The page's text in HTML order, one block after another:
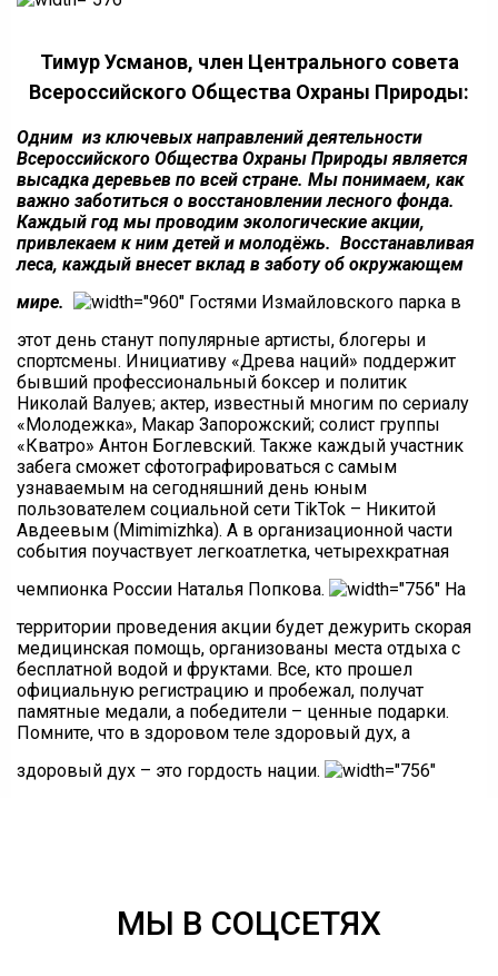
Тимур Усманов, член Центрального совета
Всероссийского Общества Охраны Природы:
Одним из ключевых направлений деятельности
Всероссийского Общества Охраны Природы является
высадка деревьев по всей стране. Мы понимаем, как
важно заботиться о восстановлении лесного фонда.
Каждый год мы проводим экологические акции,
привлекаем к ним детей и молодёжь. Восстанавливая
леса, каждый внесет вклад в заботу об окружающем
мире.
Гостями Измайловского парка в
этот день станут популярные артисты, блогеры и
спортсмены. Инициативу «Древа наций» поддержит
бывший профессиональный боксер и политик
Николай Валуев; актер, известный многим по сериалу
«Молодежка», Макар Запорожский; солист группы
«Кватро» Антон Боглевский. Также каждый участник
забега сможет сфотографироваться с самым
узнаваемым на сегодняшний день юным
пользователем социальной сети TikTok – Никитой
Авдеевым (Mimimizhka). А в организационной части
события поучаствует легкоатлетка, четырехкратная
чемпионка России Наталья Попкова.
На
территории проведения акции будет дежурить скорая
медицинская помощь, организованы места отдыха с
бесплатной водой и фруктами. Все, кто прошел
официальную регистрацию и пробежал, получат
памятные медали, а победители – ценные подарки.
Помните, что в здоровом теле здоровый дух, а
здоровый дух – это гордость нации.
МЫ В СОЦСЕТЯХ